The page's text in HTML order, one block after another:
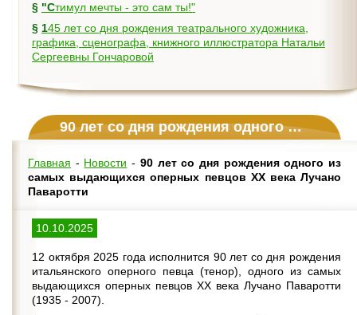
§
"Стимул мечты - это сам ты!"
§ 145 лет со дня рождения театрального художника,
графика, сценографа, книжного иллюстратора Натальи
Сергеевны Гончаровой
90 лет со дня рождения одного из самых выдающихся оперных певцов XX века Лучано Паваротти
Главная - Новости - 90 лет со дня рождения одного из
самых выдающихся оперных певцов XX века Лучано
Паваротти
10.10.2025
12 октября 2025 года исполнится 90 лет со дня рождения
итальянского оперного певца (тенор), одного из самых
выдающихся оперных певцов XX века Лучано Паваротти
(1935 - 2007).